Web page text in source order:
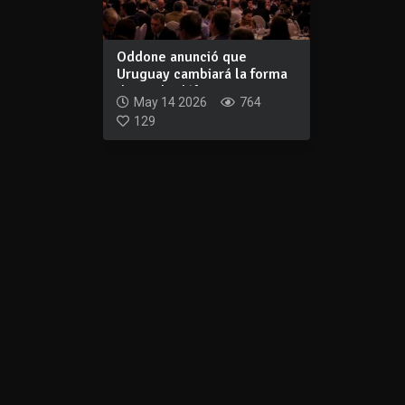
Oddone anunció que
Uruguay cambiará la forma
de medir défici...
May 14 2026
764
129